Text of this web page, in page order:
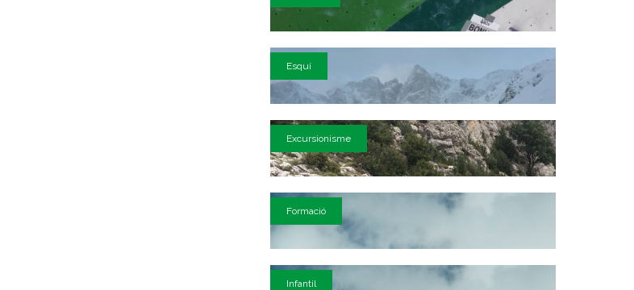
Esquí
Excursionisme
Formació
Infantil